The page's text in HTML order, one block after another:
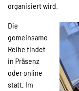
organisiert wird.
Die
gemeinsame
Reihe findet
in Präsenz
oder online
statt. Im